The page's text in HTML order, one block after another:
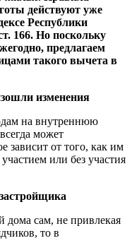
действуют уже
Республики
166. Но поскольку
предлагаем
такого вычета в
изменения
на внутреннюю
может
зависит от того, как им
или без участия
дома сам, не привлекая
то в